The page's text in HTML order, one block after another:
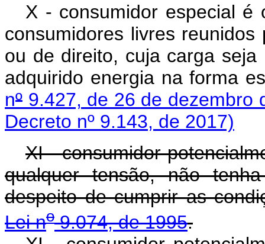
X - consumidor especial é
consumidores livres
ou de direito, cuja carga
adquirido energia na forma
nº 9.427, de 26 de dezembro
Decreto nº 9.143, de 2017)
XI - consumidor
qualquer tensão, não
despeito de cumprir as
Lei no9.074, de 1995.